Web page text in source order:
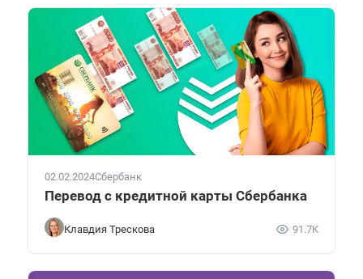
02.02.2024Сбербанк
Перевод с кредитной карты Сбербанка
Клавдия Трескова 91.7K